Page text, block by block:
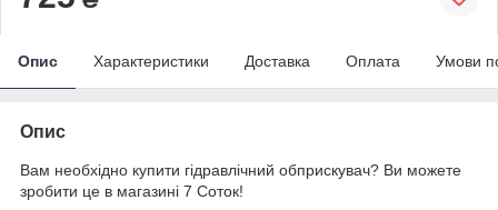
Опис Характеристики Доставка Оплата Умови
Опис
Вам необхідно купити гідравлічний обприскувач? Ви можете
зробити це в магазині 7 Соток!